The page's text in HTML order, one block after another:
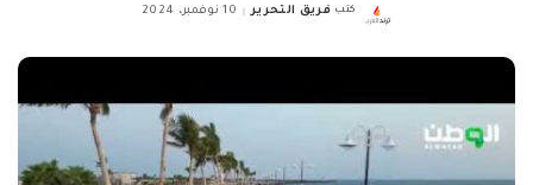
Posted
كتب فريق التحرير 10 نوفمبر، 2024